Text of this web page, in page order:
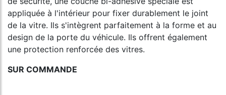
appliquée à l'intérieur pour fixer durablement le joint
de la vitre. Ils s'intègrent parfaitement à la forme et au
design de la porte du véhicule. Ils offrent également
une protection renforcée des vitres.
SUR COMMANDE